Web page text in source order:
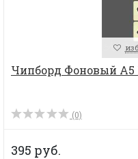
Чипборд Фоновый
(0)
395 руб.